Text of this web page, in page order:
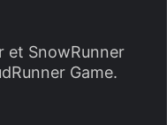
et SnowRunner
Game.